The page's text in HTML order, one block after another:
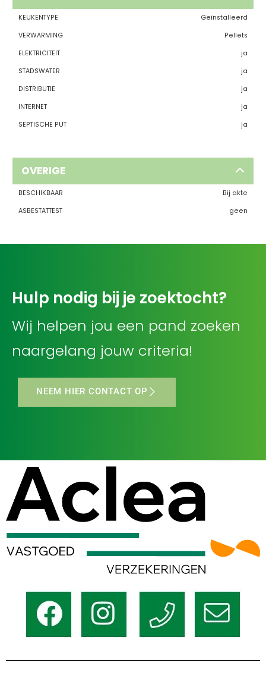
KEUKENTYPE
Geïnstalleerd
VERWARMING
Pellets
ELEKTRICITEIT
ja
STADSWATER
ja
DISTRIBUTIE
ja
INTERNET
ja
SEPTISCHE PUT
ja
OVERIGE
BESCHIKBAAR
Bij akte
ASBESTATTEST
geen
Hulp nodig bij je zoektocht?
Wij helpen jou een pand zoeken
naargelang jouw criteria!
NEEM HIER CONTACT OP